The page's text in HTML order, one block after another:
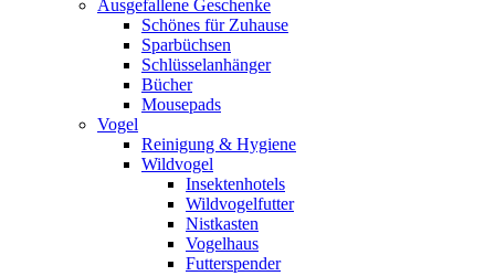
Ausgefallene Geschenke
Schönes für Zuhause
Sparbüchsen
Schlüsselanhänger
Bücher
Mousepads
Vogel
Reinigung & Hygiene
Wildvogel
Insektenhotels
Wildvogelfutter
Nistkasten
Vogelhaus
Futterspender